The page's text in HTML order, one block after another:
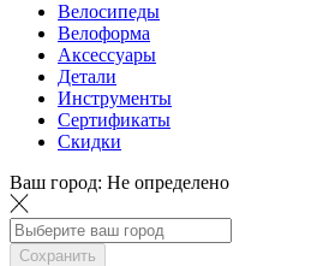
Велосипеды
Велоформа
Аксессуары
Детали
Инструменты
Сертификаты
Скидки
Ваш город: Не определено
Сохранить